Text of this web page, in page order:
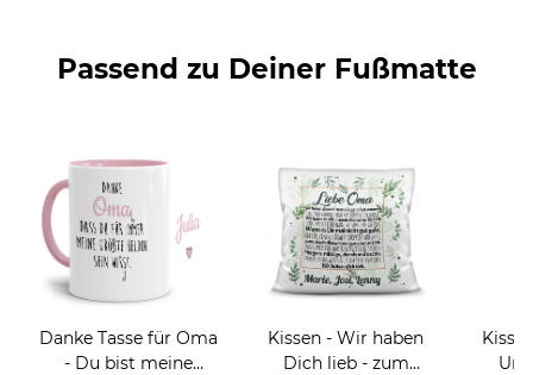
Passend zu Deiner Fußmatte
Danke Tasse für Oma
- Du bist meine
Kissen - Wir haben
Dich lieb - zum